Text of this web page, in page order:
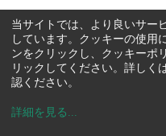
当サイトでは、より良いサー
しています。クッキーの使用
ンをクリックし、クッキーポ
リックしてください。詳しく
認ください。
詳細を見る ...